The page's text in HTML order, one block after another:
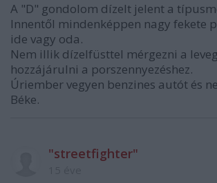
A "D" gondolom dízelt jelent a
Innentől mindenképpen nagy fekete
ide vagy oda.
Nem illik dízelfüsttel mérgezni a
hozzájárulni a porszennyezéshez.
Úriember vegyen benzines autót és
Béke.
"streetfighter"